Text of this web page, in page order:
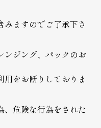
ますのでご了承下さ
ンジング、パックのお
をお断りしておりま
、危険な行為をされた